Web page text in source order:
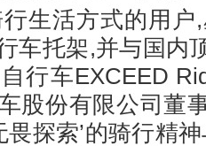
活方式的用户,
车托架,并与国内
行车EXCEED
股份有限公司董
畏探索’的骑行精